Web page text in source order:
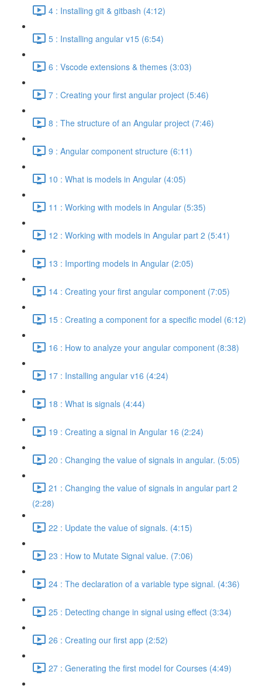
4 : Installing git & gitbash (4:12)
5 : Installing angular v15 (6:54)
6 : Vscode extensions & themes (3:03)
7 : Creating your first angular project (5:46)
8 : The structure of an Angular project (7:46)
9 : Angular component structure (6:11)
10 : What is models in Angular (4:05)
11 : Working with models in Angular (5:35)
12 : Working with models in Angular part 2 (5:41)
13 : Importing models in Angular (2:05)
14 : Creating your first angular component (7:05)
15 : Creating a component for a specific model (6:12)
16 : How to analyze your angular component (8:38)
17 : Installing angular v16 (4:24)
18 : What is signals (4:44)
19 : Creating a signal in Angular 16 (2:24)
20 : Changing the value of signals in angular. (5:05)
21 : Changing the value of signals in angular part 2
(2:28)
22 : Update the value of signals. (4:15)
23 : How to Mutate Signal value. (7:06)
24 : The declaration of a variable type signal. (4:36)
25 : Detecting change in signal using effect (3:34)
26 : Creating our first app (2:52)
27 : Generating the first model for Courses (4:49)